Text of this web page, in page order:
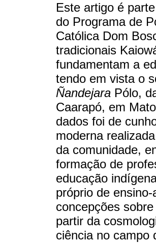
Este artigo é
do Programa de
Católica Dom
tradicionais
fundamentam a
tendo em vista o
Ñandejara Pólo,
Caarapó, em
dados foi de
moderna
da comunidade,
formação de
educação
próprio de
concepções
partir da
ciência no campo